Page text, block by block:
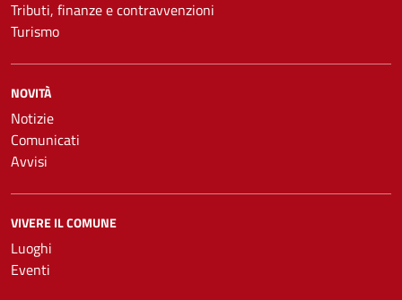
Tributi, finanze e contravvenzioni
Turismo
NOVITÀ
Notizie
Comunicati
Avvisi
VIVERE IL COMUNE
Luoghi
Eventi